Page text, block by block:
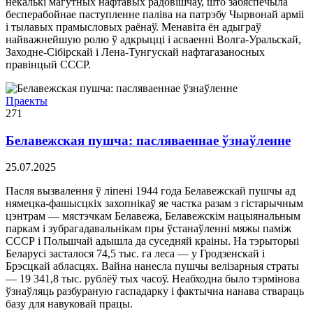
бесперабойнае паступленне паліва на патрэбу Чырвонай арміі
і тылавых прамысловых раёнаў. Менавіта ён адыграў
найважнейшую ролю ў адкрыцці і асваенні Волга-Уральскай,
Заходне-Сібірскай і Лена-Тунгускай нафтагазаносных
правінцый СССР.
Праекты
271
Белавежская пушча: пасляваеннае ўзнаўленне
25.07.2025
Пасля вызвалення ў ліпені 1944 года Белавежскай пушчы ад
нямецка-фашысцкіх захопнікаў яе частка разам з гістарычным
цэнтрам — мястэчкам Белавежа, Белавежскім нацыянальным
паркам і зубрагадавальнікам пры ўстанаўленні мяжы паміж
СССР і Польшчай адышла да суседняй краіны. На тэрыторыі
Беларусі засталося 74,5 тыс. га леса — у Гродзенскай і
Брэсцкай абласцях. Вайна нанесла пушчы велізарныя страты
— 19 341,8 тыс. рублёў тых часоў. Неабходна было тэрмінова
ўзнаўляць разбураную гаспадарку і фактычна нанава ствараць
базу для навуковай працы.